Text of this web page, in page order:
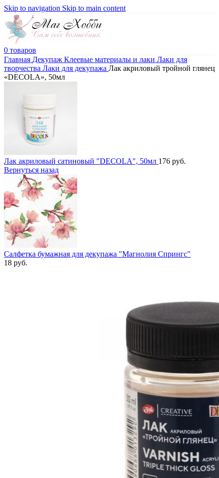
Skip to navigation Skip to main content
0 товаров
Главная Декупаж Клеевые материалы и лаки Лаки для
творчества Лаки для декупажа Лак акриловый тройной глянец
«DECOLA», 50мл
Лак акриловый сатиновый "DECOLA", 50мл 176 руб.
Вернуться назад
Салфетка бумажная для декупажа "Магнолия Спрингс"
18 руб.